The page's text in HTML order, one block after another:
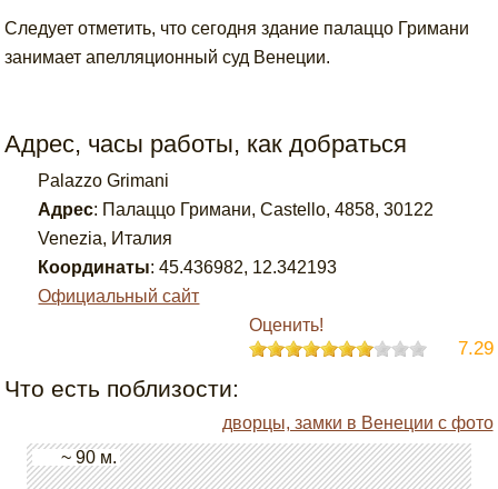
Следует отметить, что сегодня здание палаццо Гримани
занимает апелляционный суд Венеции.
Адрес, часы работы, как добраться
Palazzo Grimani
Адрес: Палаццо Гримани, Castello, 4858, 30122
Venezia, Италия
Координаты: 45.436982, 12.342193
Официальный сайт
Оценить!
7.29
Что есть поблизости:
дворцы, замки в Венеции с фото
~ 90 м.